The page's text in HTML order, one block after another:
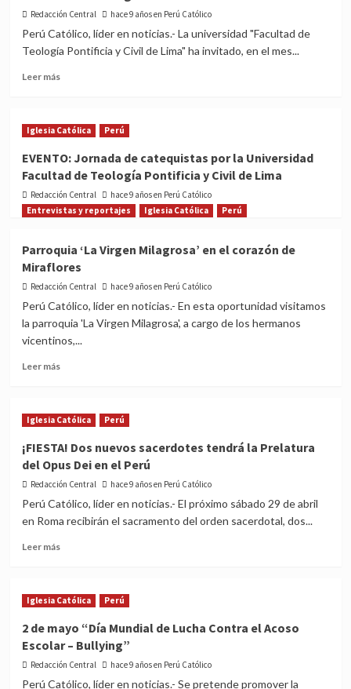
Papa
Francisco
le
diré
‘Perú
Redacción Central hace 9 años en Perú Católico
Perú Católico, líder en noticias.- La universidad "Facultad de
Teología Pontificia y Civil de Lima" ha invitado, en el mes...
Leer másRead
Conferencia
Tomás
Melendo
en
la
Teología
Iglesia Católica Perú
EVENTO: Jornada de catequistas por la Universidad
Facultad de Teología Pontificia y Civil de Lima
Redacción Central
hace 9 años en Perú Católico
Entrevistas y reportajes
Iglesia Católica Perú
Parroquia ‘La Virgen Milagrosa’ en el corazón de
Miraflores
Redacción Central hace 9 años en Perú Católico
Perú Católico, líder en noticias.- En esta oportunidad visitamos
la parroquia 'La Virgen Milagrosa', a cargo de los hermanos
vicentinos,...
Leer másRead
‘La
Milagrosa’
en
el
corazón
Miraflores
Iglesia Católica Perú
¡FIESTA! Dos nuevos sacerdotes tendrá la Prelatura
del Opus Dei en el Perú
Redacción Central hace 9 años en Perú Católico
Perú Católico, líder en noticias.- El próximo sábado 29 de abril
en Roma recibirán el sacramento del orden sacerdotal, dos...
Leer másRead
Dos
sacerdotes
tendrá
la
Prelatura
Iglesia Católica Perú
2 de mayo “Día Mundial de Lucha Contra el Acoso
Escolar – Bullying”
Redacción Central hace 9 años en Perú Católico
Perú Católico, líder en noticias.- Se pretende promover la